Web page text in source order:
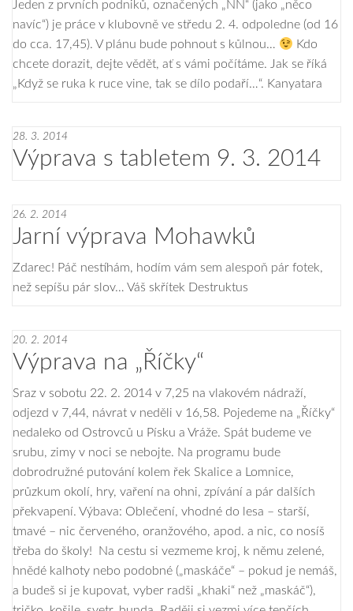
Jeden z prvních podniků, označených „NN“ (jako „něco
navíc“) je práce v klubovně ve středu 2. 4. odpoledne (od 16
do cca. 17,45). V plánu bude pohnout s kůlnou…
Kdo
chcete dorazit, dejte vědět, ať s vámi počítáme. Jak se říká
„Když se ruka k ruce vine, tak se dílo podaří…“. Kanyatara
28. 3. 2014
Výprava s tabletem 9. 3. 2014
26. 2. 2014
Jarní výprava Mohawků
Zdarec! Páč nestíhám, hodím vám sem alespoň pár fotek,
než sepíšu pár slov… Váš skřítek Destruktus
20. 2. 2014
Výprava na „Říčky“
Sraz v sobotu 22. 2. 2014 v 7,25 na vlakovém nádraží,
odjezd v 7,44, návrat v neděli v 16,58. Pojedeme na „Říčky“
nedaleko od Ostrovců u Písku a Vráže. Spát budeme ve
srubu, zimy v noci se nebojte. Na programu bude
dobrodružné putování kolem řek Skalice a Lomnice,
průzkum okolí, hry, vaření na ohni, zpívání a pár dalších
překvapení. Výbava: Oblečení, vhodné do lesa – starší,
tmavé – nic červeného, oranžového, apod. a nic, co nosíš
třeba do školy! Na cestu si vezmeme kroj, k němu zelené,
hnědé kalhoty nebo podobné („maskáče“ – pokud je nemáš,
a budeš si je kupovat, vyber radši „khaki“ než „maskáč“),